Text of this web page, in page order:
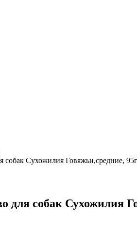
собак Сухожилия Говяжьи,средние, 95г
для собак Сухожилия